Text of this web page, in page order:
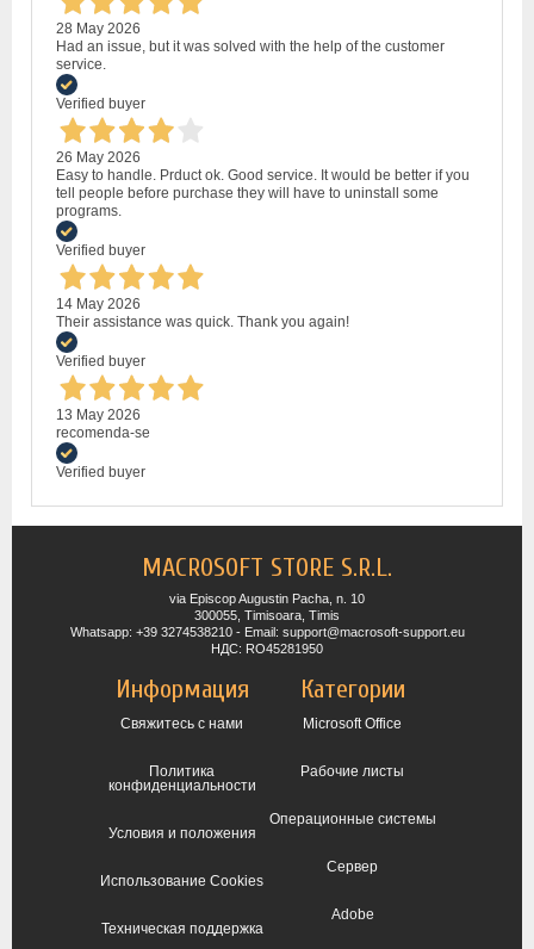
28 May 2026
Had an issue, but it was solved with the help of the customer
service.
Verified buyer
26 May 2026
Easy to handle. Prduct ok. Good service. It would be better if you
tell people before purchase they will have to uninstall some
programs.
Verified buyer
14 May 2026
Their assistance was quick. Thank you again!
Verified buyer
13 May 2026
recomenda-se
Verified buyer
MACROSOFT STORE S.R.L.
via Episcop Augustin Pacha, n. 10
300055, Timisoara, Timis
Whatsapp: +39 3274538210 - Email: support@macrosoft-support.eu
НДС: RO45281950
Информация
Свяжитесь с нами
Политика
конфиденциальности
Условия и положения
Использование Cookies
Техническая поддержка
Категории
Microsoft Office
Рабочие листы
Операционные системы
Сервер
Adobe